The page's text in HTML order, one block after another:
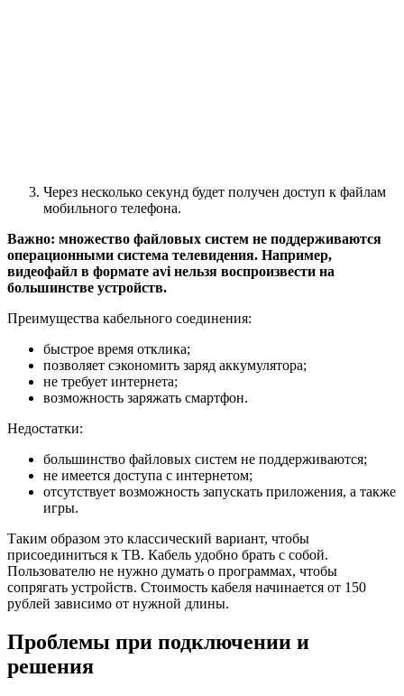
Через несколько секунд будет получен доступ к файлам
мобильного телефона.
Важно: множество файловых систем не поддерживаются
операционными система телевидения. Например,
видеофайл в формате aviнельзя воспроизвести на
большинстве устройств.
Преимущества кабельного соединения:
быстрое время отклика;
позволяет сэкономить заряд аккумулятора;
не требует интернета;
возможность заряжать смартфон.
Недостатки:
большинство файловых систем не поддерживаются;
не имеется доступа с интернетом;
отсутствует возможность запускать приложения, а также
игры.
Таким образом это классический вариант, чтобы
присоединиться к ТВ. Кабель удобно брать с собой.
Пользователю не нужно думать о программах, чтобы
сопрягать устройств. Стоимость кабеля начинается от 150
рублей зависимо от нужной длины.
Проблемы при подключении и
решения